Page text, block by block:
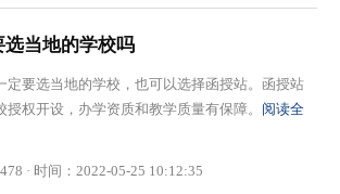
选当地的学校吗
定要选当地的学校，也可以选择函授站。函授站
授权开设，办学资质和教学质量有保障。 阅读全
· 时间：2022-05-25 10:12:35